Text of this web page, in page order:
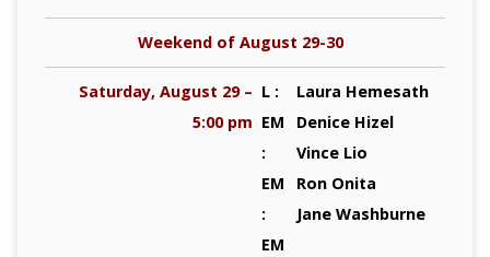
Weekend of August 29-30
Saturday, August 29 –
5:00 pm
L :
EM
:
EM
:
EM
Laura Hemesath
Denice Hizel
Vince Lio
Ron Onita
Jane Washburne